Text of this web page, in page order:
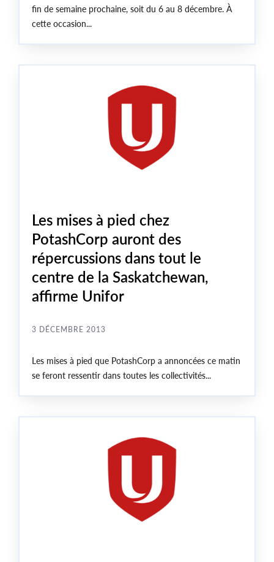
fin de semaine prochaine, soit du 6 au 8 décembre. À
cette occasion...
Les mises à pied chez
PotashCorp auront des
répercussions dans tout le
centre de la Saskatchewan,
affirme Unifor
3 DÉCEMBRE 2013
Les mises à pied que PotashCorp a annoncées ce matin
se feront ressentir dans toutes les collectivités...